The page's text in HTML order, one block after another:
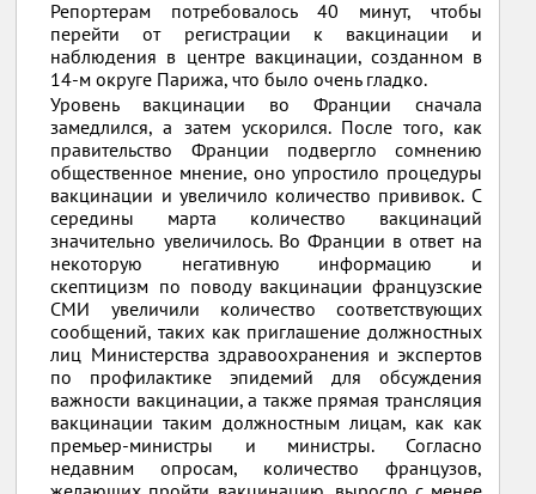
Репортерам потребовалось 40 минут, чтобы
перейти от регистрации к вакцинации и
наблюдения в центре вакцинации, созданном в
14-м округе Парижа, что было очень гладко.
Уровень вакцинации во Франции сначала
замедлился, а затем ускорился. После того, как
правительство Франции подвергло сомнению
общественное мнение, оно упростило процедуры
вакцинации и увеличило количество прививок. С
середины марта количество вакцинаций
значительно увеличилось. Во Франции в ответ на
некоторую негативную информацию и
скептицизм по поводу вакцинации французские
СМИ увеличили количество соответствующих
сообщений, таких как приглашение должностных
лиц Министерства здравоохранения и экспертов
по профилактике эпидемий для обсуждения
важности вакцинации, а также прямая трансляция
вакцинации таким должностным лицам, как как
премьер-министры и министры. Согласно
недавним опросам, количество французов,